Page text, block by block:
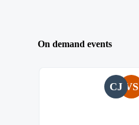
On demand events
CJ VS